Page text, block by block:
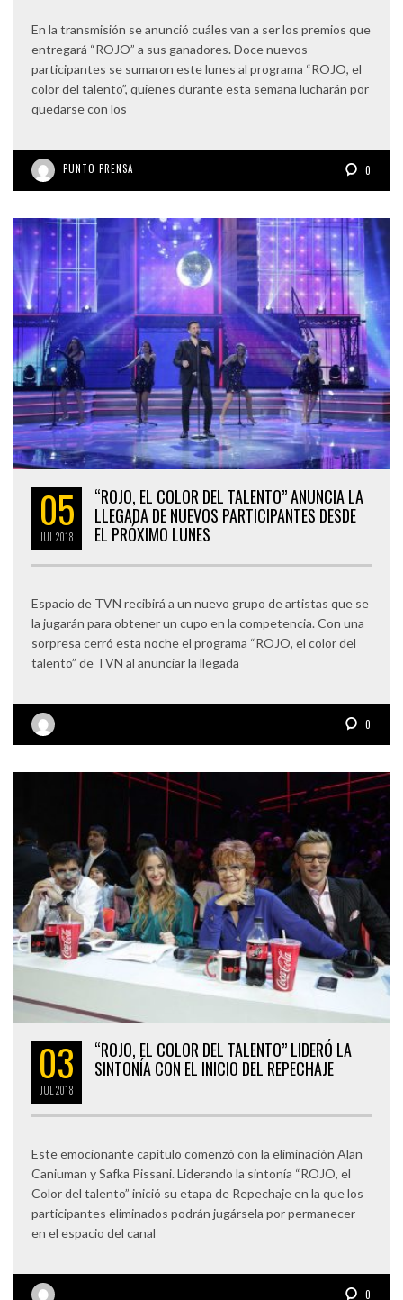
En la transmisión se anunció cuáles van a ser los premios que
entregará “ROJO” a sus ganadores. Doce nuevos
participantes se sumaron este lunes al programa “ROJO, el
color del talento”, quienes durante esta semana lucharán por
quedarse con los
PUNTO PRENSA 0
05
JUL 2018
“ROJO, EL COLOR DEL TALENTO” ANUNCIA LA
LLEGADA DE NUEVOS PARTICIPANTES DESDE
EL PRÓXIMO LUNES
Espacio de TVN recibirá a un nuevo grupo de artistas que se
la jugarán para obtener un cupo en la competencia. Con una
sorpresa cerró esta noche el programa “ROJO, el color del
talento” de TVN al anunciar la llegada
0
03
JUL2018
“ROJO, EL COLOR DEL TALENTO” LIDERÓ LA
SINTONÍA CON EL INICIO DEL REPECHAJE
Este emocionante capítulo comenzó con la eliminación Alan
Caniuman y Safka Pissani. Liderando la sintonía “ROJO, el
Color del talento” inició su etapa de Repechaje en la que los
participantes eliminados podrán jugársela por permanecer
en el espacio del canal
0